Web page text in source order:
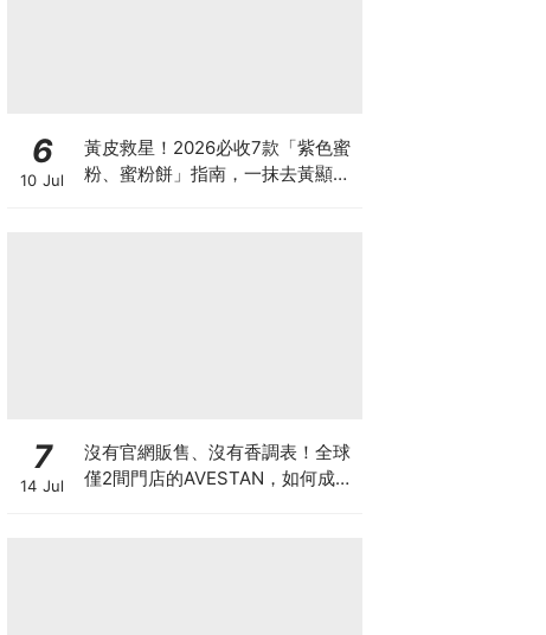
6
10 Jul
黃皮救星！2026必收7款「紫色蜜
粉、蜜粉餅」指南，一抹去黃顯
7
14 Jul
沒有官網販售、沒有香調表！全球
僅2間門店的AVESTAN，如何成為